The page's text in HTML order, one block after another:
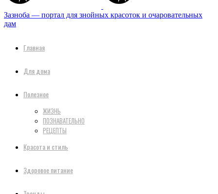
Зазноба — портал для знойных красоток и очаровательных
дам
Главная
Для дома
Полезное
ЖИЗНЬ
ПОЗНАВАТЕЛЬНО
РЕЦЕПТЫ
Красота и стиль
Здоровое питание